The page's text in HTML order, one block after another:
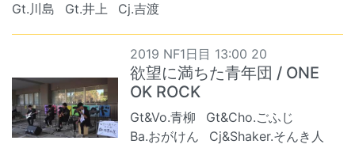
Gt.川島 Gt.井上 Cj.吉渡
2019 NF1日目 13:00 20
欲望に満ちた青年団 / ONE
OK ROCK
Gt&Vo.青柳
Gt&Cho.ごふじ
Ba.おがけん
Cj&Shaker.そんき人